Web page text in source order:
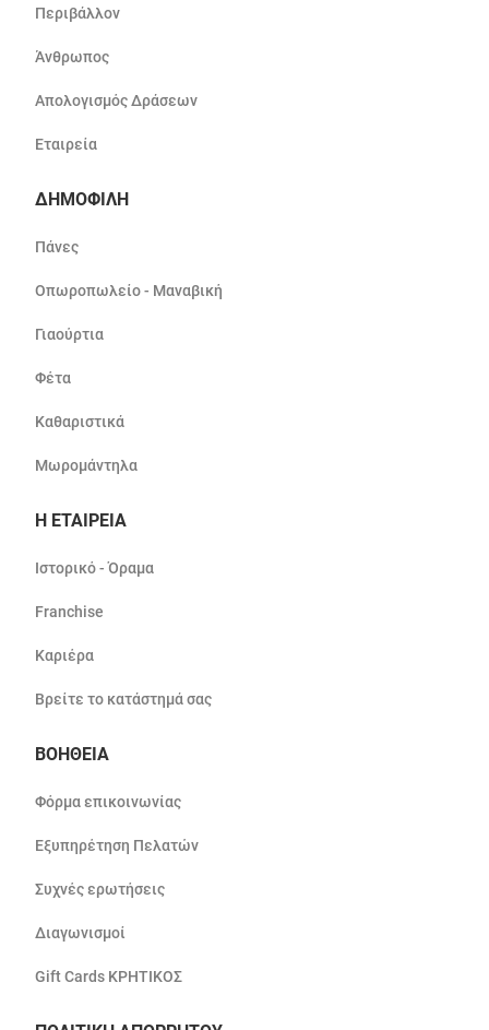
Περιβάλλον
Άνθρωπος
Απολογισμός Δράσεων
Εταιρεία
ΔΗΜΟΦΙΛΗ
Πάνες
Οπωροπωλείο - Μαναβική
Γιαούρτια
Φέτα
Καθαριστικά
Μωρομάντηλα
Η ΕΤΑΙΡΕΙΑ
Ιστορικό - Όραμα
Franchise
Καριέρα
Βρείτε το κατάστημά σας
ΒΟΗΘΕΙΑ
Φόρμα επικοινωνίας
Εξυπηρέτηση Πελατών
Συχνές ερωτήσεις
Διαγωνισμοί
Gift Cards ΚΡΗΤΙΚΟΣ